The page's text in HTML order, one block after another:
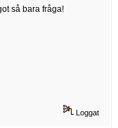
så bara fråga!
Loggat